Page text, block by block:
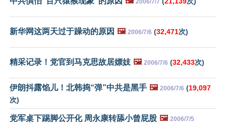
新华网这两天过于躁动的原因 🖼️ 2006/7/6 (32,471次)
精采记录！党官到马克思故居嫖妓 🖼️ 2006/7/6 (32,433次)
伊朗抖露馅儿！北韩捣“弹”中共是黑手 🖼️ 2006/7/6 (19,097
次)
党军桌下踢脚公开化 周永康转舔小曾屁股 🖼️ 2006/7/5